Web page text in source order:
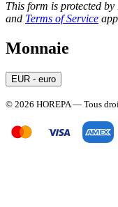
This form is protected
and Terms of Service
Monnaie
EUR - euro
© 2026 HOREPA — Tous